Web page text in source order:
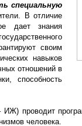
специальную
В отличие
дает знания
своим
навыков
отношений в
способность
ИЖ) проводит
человека.